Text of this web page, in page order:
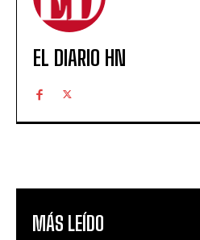
EL DIARIO HN
MÁS LEÍDO